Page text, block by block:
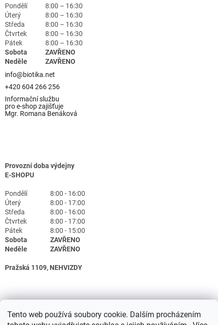
Tento web používá soubory cookie. Dalším procházením
Pondělí
8:00 – 16:30
Úterý
8:00 – 16:30
Středa
8:00 – 16:30
Čtvrtek
8:00 – 16:30
Pátek
8:00 – 16:30
Sobota
ZAVŘENO
Neděle
ZAVŘENO
info@biotika.net
+420 604 266 256
Informační službu
pro e-shop zajišťuje
Mgr. Romana Benáková
Provozní doba výdejny
E-SHOPU
Pondělí
8:00 - 16:00
Úterý
8:00 - 17:00
Středa
8:00 - 16:00
Čtvrtek
8:00 - 17:00
Pátek
8:00 - 15:00
Sobota
ZAVŘENO
Neděle
ZAVŘENO
Pražská 1109, NEHVIZDY